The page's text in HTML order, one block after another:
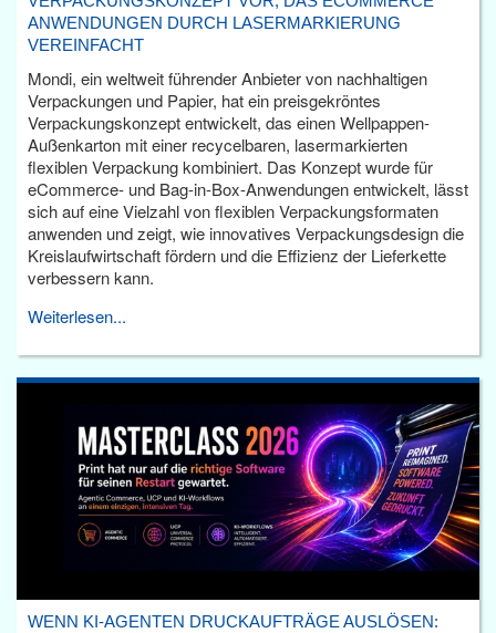
ANWENDUNGEN DURCH LASERMARKIERUNG
VEREINFACHT
Mondi, ein weltweit führender Anbieter von nachhaltigen
Verpackungen und Papier, hat ein preisgekröntes
Verpackungskonzept entwickelt, das einen Wellpappen-
Außenkarton mit einer recycelbaren, lasermarkierten
flexiblen Verpackung kombiniert. Das Konzept wurde für
eCommerce- und Bag-in-Box-Anwendungen entwickelt, lässt
sich auf eine Vielzahl von flexiblen Verpackungsformaten
anwenden und zeigt, wie innovatives Verpackungsdesign die
Kreislaufwirtschaft fördern und die Effizienz der Lieferkette
verbessern kann.
Weiterlesen...
WENN KI-AGENTEN DRUCKAUFTRÄGE AUSLÖSEN: